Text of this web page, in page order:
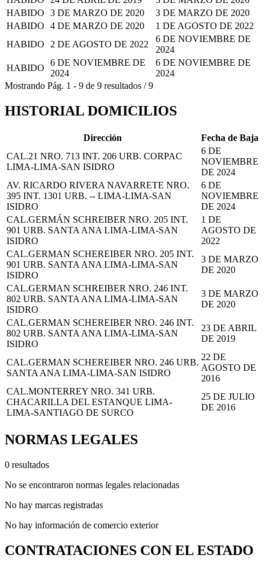
HABIDO
3 DE MARZO DE 2020
3 DE MARZO DE 2020
HABIDO
4 DE MARZO DE 2020
1 DE AGOSTO DE 2022
HABIDO
2 DE AGOSTO DE 2022
6 DE NOVIEMBRE DE
2024
HABIDO
6 DE NOVIEMBRE DE
2024
6 DE NOVIEMBRE DE
2024
Mostrando Pág. 1 - 9 de 9 resultados /9
HISTORIAL DOMICILIOS
Dirección
Fecha de Baja
CAL.21 NRO. 713 INT. 206 URB. CORPAC
LIMA-LIMA-SAN ISIDRO
6 DE
NOVIEMBRE
DE 2024
AV. RICARDO RIVERA NAVARRETE NRO.
395 INT. 1301 URB. -- LIMA-LIMA-SAN
ISIDRO
6 DE
NOVIEMBRE
DE 2024
CAL.GERMÁN SCHREIBER NRO. 205 INT.
901 URB. SANTA ANA LIMA-LIMA-SAN
ISIDRO
1 DE
AGOSTO DE
2022
CAL.GERMAN SCHEREIBER NRO. 205 INT.
901 URB. SANTA ANA LIMA-LIMA-SAN
ISIDRO
3 DE MARZO
DE 2020
CAL.GERMAN SCHREIBER NRO. 246 INT.
802 URB. SANTA ANA LIMA-LIMA-SAN
ISIDRO
3 DE MARZO
DE 2020
CAL.GERMAN SCHEREIBER NRO. 246 INT.
802 URB. SANTA ANA LIMA-LIMA-SAN
ISIDRO
23 DE ABRIL
DE 2019
CAL.GERMAN SCHEREIBER NRO. 246 URB.
SANTA ANA LIMA-LIMA-SAN ISIDRO
22 DE
AGOSTO DE
2016
CAL.MONTERREY NRO. 341 URB.
CHACARILLA DEL ESTANQUE LIMA-
LIMA-SANTIAGO DE SURCO
25 DE JULIO
DE 2016
NORMAS LEGALES
0 resultados
No se encontraron normas legales relacionadas
No hay marcas registradas
No hay información de comercio exterior
CONTRATACIONES CON EL ESTADO